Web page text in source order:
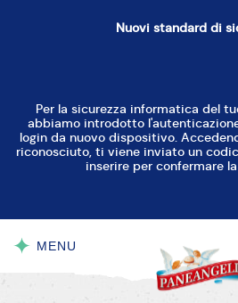
Nuovi standard di
Per la sicurezza informatica del
abbiamo introdotto
login da nuovo dispositivo.
riconosciuto, ti viene inviato un
inserire per confermare
MENU